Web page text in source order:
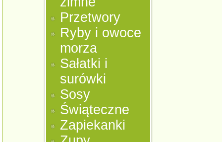
Przetwory
Ryby i owoce
morza
Sałatki i
surówki
Sosy
Świąteczne
Zapiekanki